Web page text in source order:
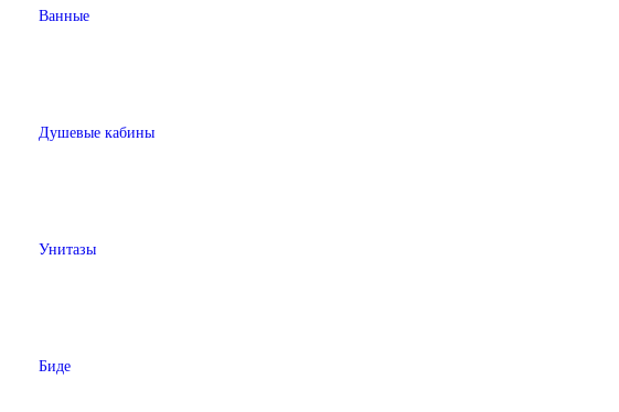
Ванные
Душевые кабины
Унитазы
Биде